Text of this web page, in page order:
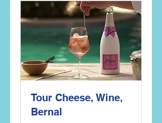
Tour Cheese, Wine,
Bernal